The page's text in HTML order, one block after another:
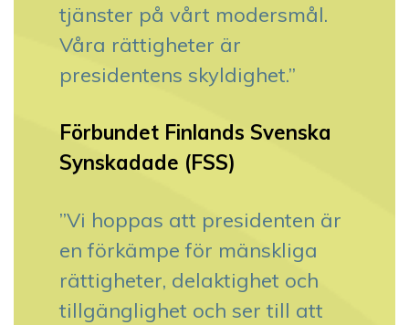
tjänster på vårt modersmål.
Våra rättigheter är
presidentens skyldighet.”
Förbundet Finlands Svenska
Synskadade (FSS)
”Vi hoppas att presidenten är
en förkämpe för mänskliga
rättigheter, delaktighet och
tillgänglighet och ser till att